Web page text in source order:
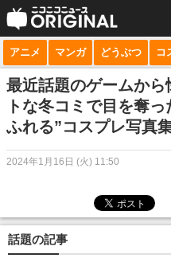
サービス一覧
niconico
動画
生放送
マンガ
アニメ マンガ どうぶつ コ
最近話題のゲームか
トな冬コミで目を奪
ふれる”コスプレ写真
2024年1月16日 (火) 11:50
話題の記事